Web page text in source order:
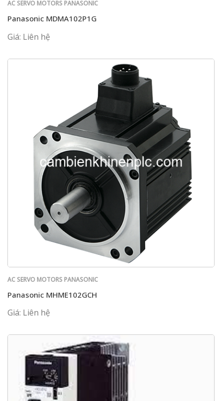
AC SERVO MOTORS PANASONIC
Panasonic MDMA102P1G
Giá: Liên hệ
AC SERVO MOTORS PANASONIC
Panasonic MHME102GCH
Giá: Liên hệ